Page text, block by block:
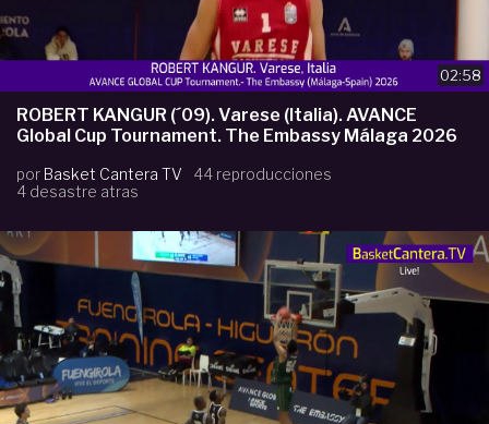
02:58
ROBERT KANGUR (´09). Varese (Italia). AVANCE
Global Cup Tournament. The Embassy Málaga 2026
por Basket Cantera TV
44 reproducciones
4 desastre atras